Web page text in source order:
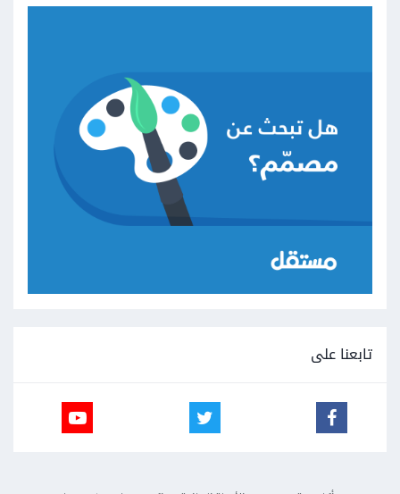
تابعنا على